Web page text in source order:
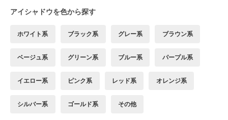
アイシャドウを色から探す
ホワイト系 ブラック系 グレー系 ブラウン系
ベージュ系 グリーン系 ブルー系 パープル系
イエロー系 ピンク系 レッド系 オレンジ系
シルバー系 ゴールド系 その他